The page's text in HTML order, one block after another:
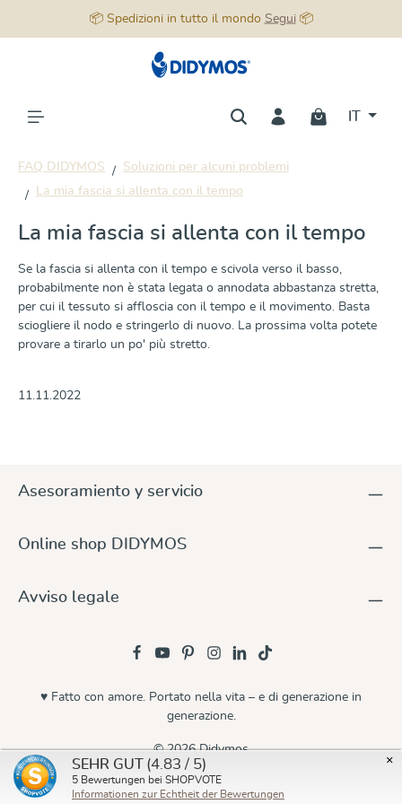
📦 Spedizioni in tutto il mondo Segui📦
FAQ DIDYMOS
Soluzioni per alcuni problemi
La mia fascia si allenta con il tempo
La mia fascia si allenta con il tempo
Se la fascia si allenta con il tempo e scivola verso il basso,
probabilmente non è stata legata o annodata abbastanza stretta,
per cui il tessuto si affloscia con il tempo e il movimento. Basta
sciogliere il nodo e stringerlo di nuovo. La prossima volta potete
provare a tirarlo un po' più stretto.
11.11.2022
Asesoramiento y servicio
Online shop DIDYMOS
Avviso legale
© 2026 Didymos
♥ Fatto con amore. Portato nella vita – e di generazione in
generazione.
×
SEHR GUT (4.83 / 5)
5 Bewertungen bei SHOPVOTE
Informationen zur Echtheit der Bewertungen